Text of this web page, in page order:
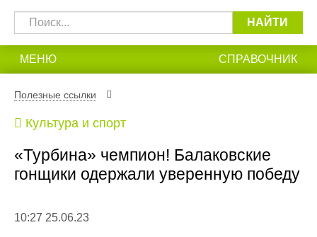
НАЙТИ
МЕНЮ СПРАВОЧНИК
Полезные ссылки
Культура и спорт
«Турбина» чемпион! Балаковские
гонщики одержали уверенную победу
10:27 25.06.23